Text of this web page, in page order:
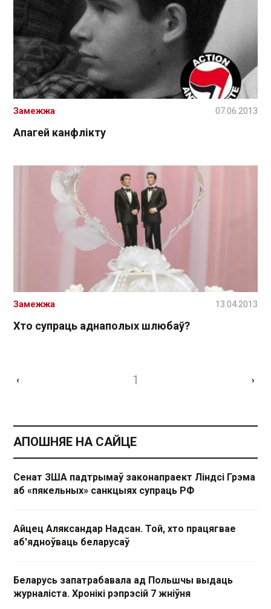
Апагей канфлікту
Замежжа 07.06.2013
Хто супраць аднаполых шлюбаў?
Замежжа 13.04.2013
‹ 1 ›
АПОШНЯЕ НА САЙЦЕ
Сенат ЗША падтрымаў законапраект Ліндсі Грэма
аб «пякельных» санкцыях супраць РФ
Айцец Аляксандар Надсан. Той, хто працягвае
аб'ядноўваць беларусаў
Беларусь запатрабавала ад Польшчы выдаць
журналіста. Хронікі рэпрэсій 7 жніўня